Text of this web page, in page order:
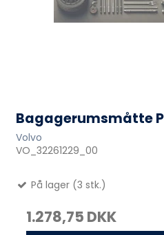
Bagagerumsmåtte
Volvo
VO_32261229_00
På lager (3 stk.)
1.278,75 DKK